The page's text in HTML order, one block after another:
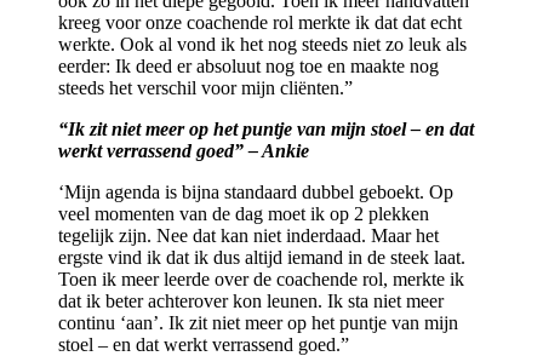
kreeg voor onze coachende rol merkte ik dat dat echt
werkte. Ook al vond ik het nog steeds niet zo leuk als
eerder: Ik deed er absoluut nog toe en maakte nog
steeds het verschil voor mijn cliënten.”
“Ik zit niet meer op het puntje van mijn stoel – en dat
werkt verrassend goed” – Ankie
‘Mijn agenda is bijna standaard dubbel geboekt. Op
veel momenten van de dag moet ik op 2 plekken
tegelijk zijn. Nee dat kan niet inderdaad. Maar het
ergste vind ik dat ik dus altijd iemand in de steek laat.
Toen ik meer leerde over de coachende rol, merkte ik
dat ik beter achterover kon leunen. Ik sta niet meer
continu ‘aan’. Ik zit niet meer op het puntje van mijn
stoel – en dat werkt verrassend goed.”